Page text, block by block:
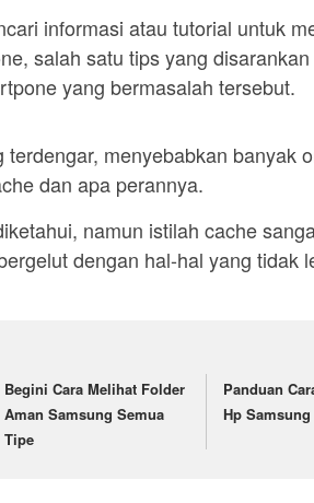
informasi atau tutorial untuk
salah satu tips yang
yang bermasalah tersebut.
terdengar, menyebabkan banyak
dan apa perannya.
namun istilah cache
dengan hal-hal yang tidak
Begini Cara Melihat Folder
Aman Samsung Semua
Tipe
Panduan
Hp